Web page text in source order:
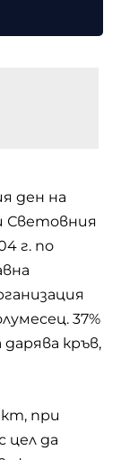
ден на
Световния
г. по
37%
кръв,
при
цел да